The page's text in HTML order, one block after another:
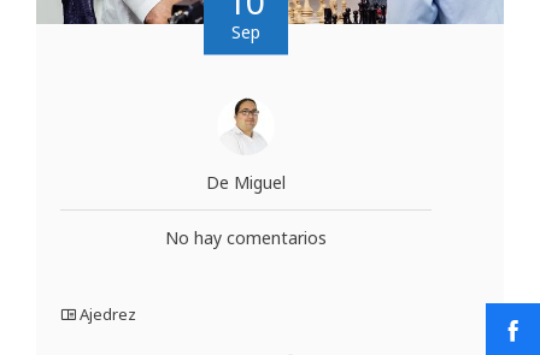
Sep
De Miguel
No hay comentarios
Ajedrez